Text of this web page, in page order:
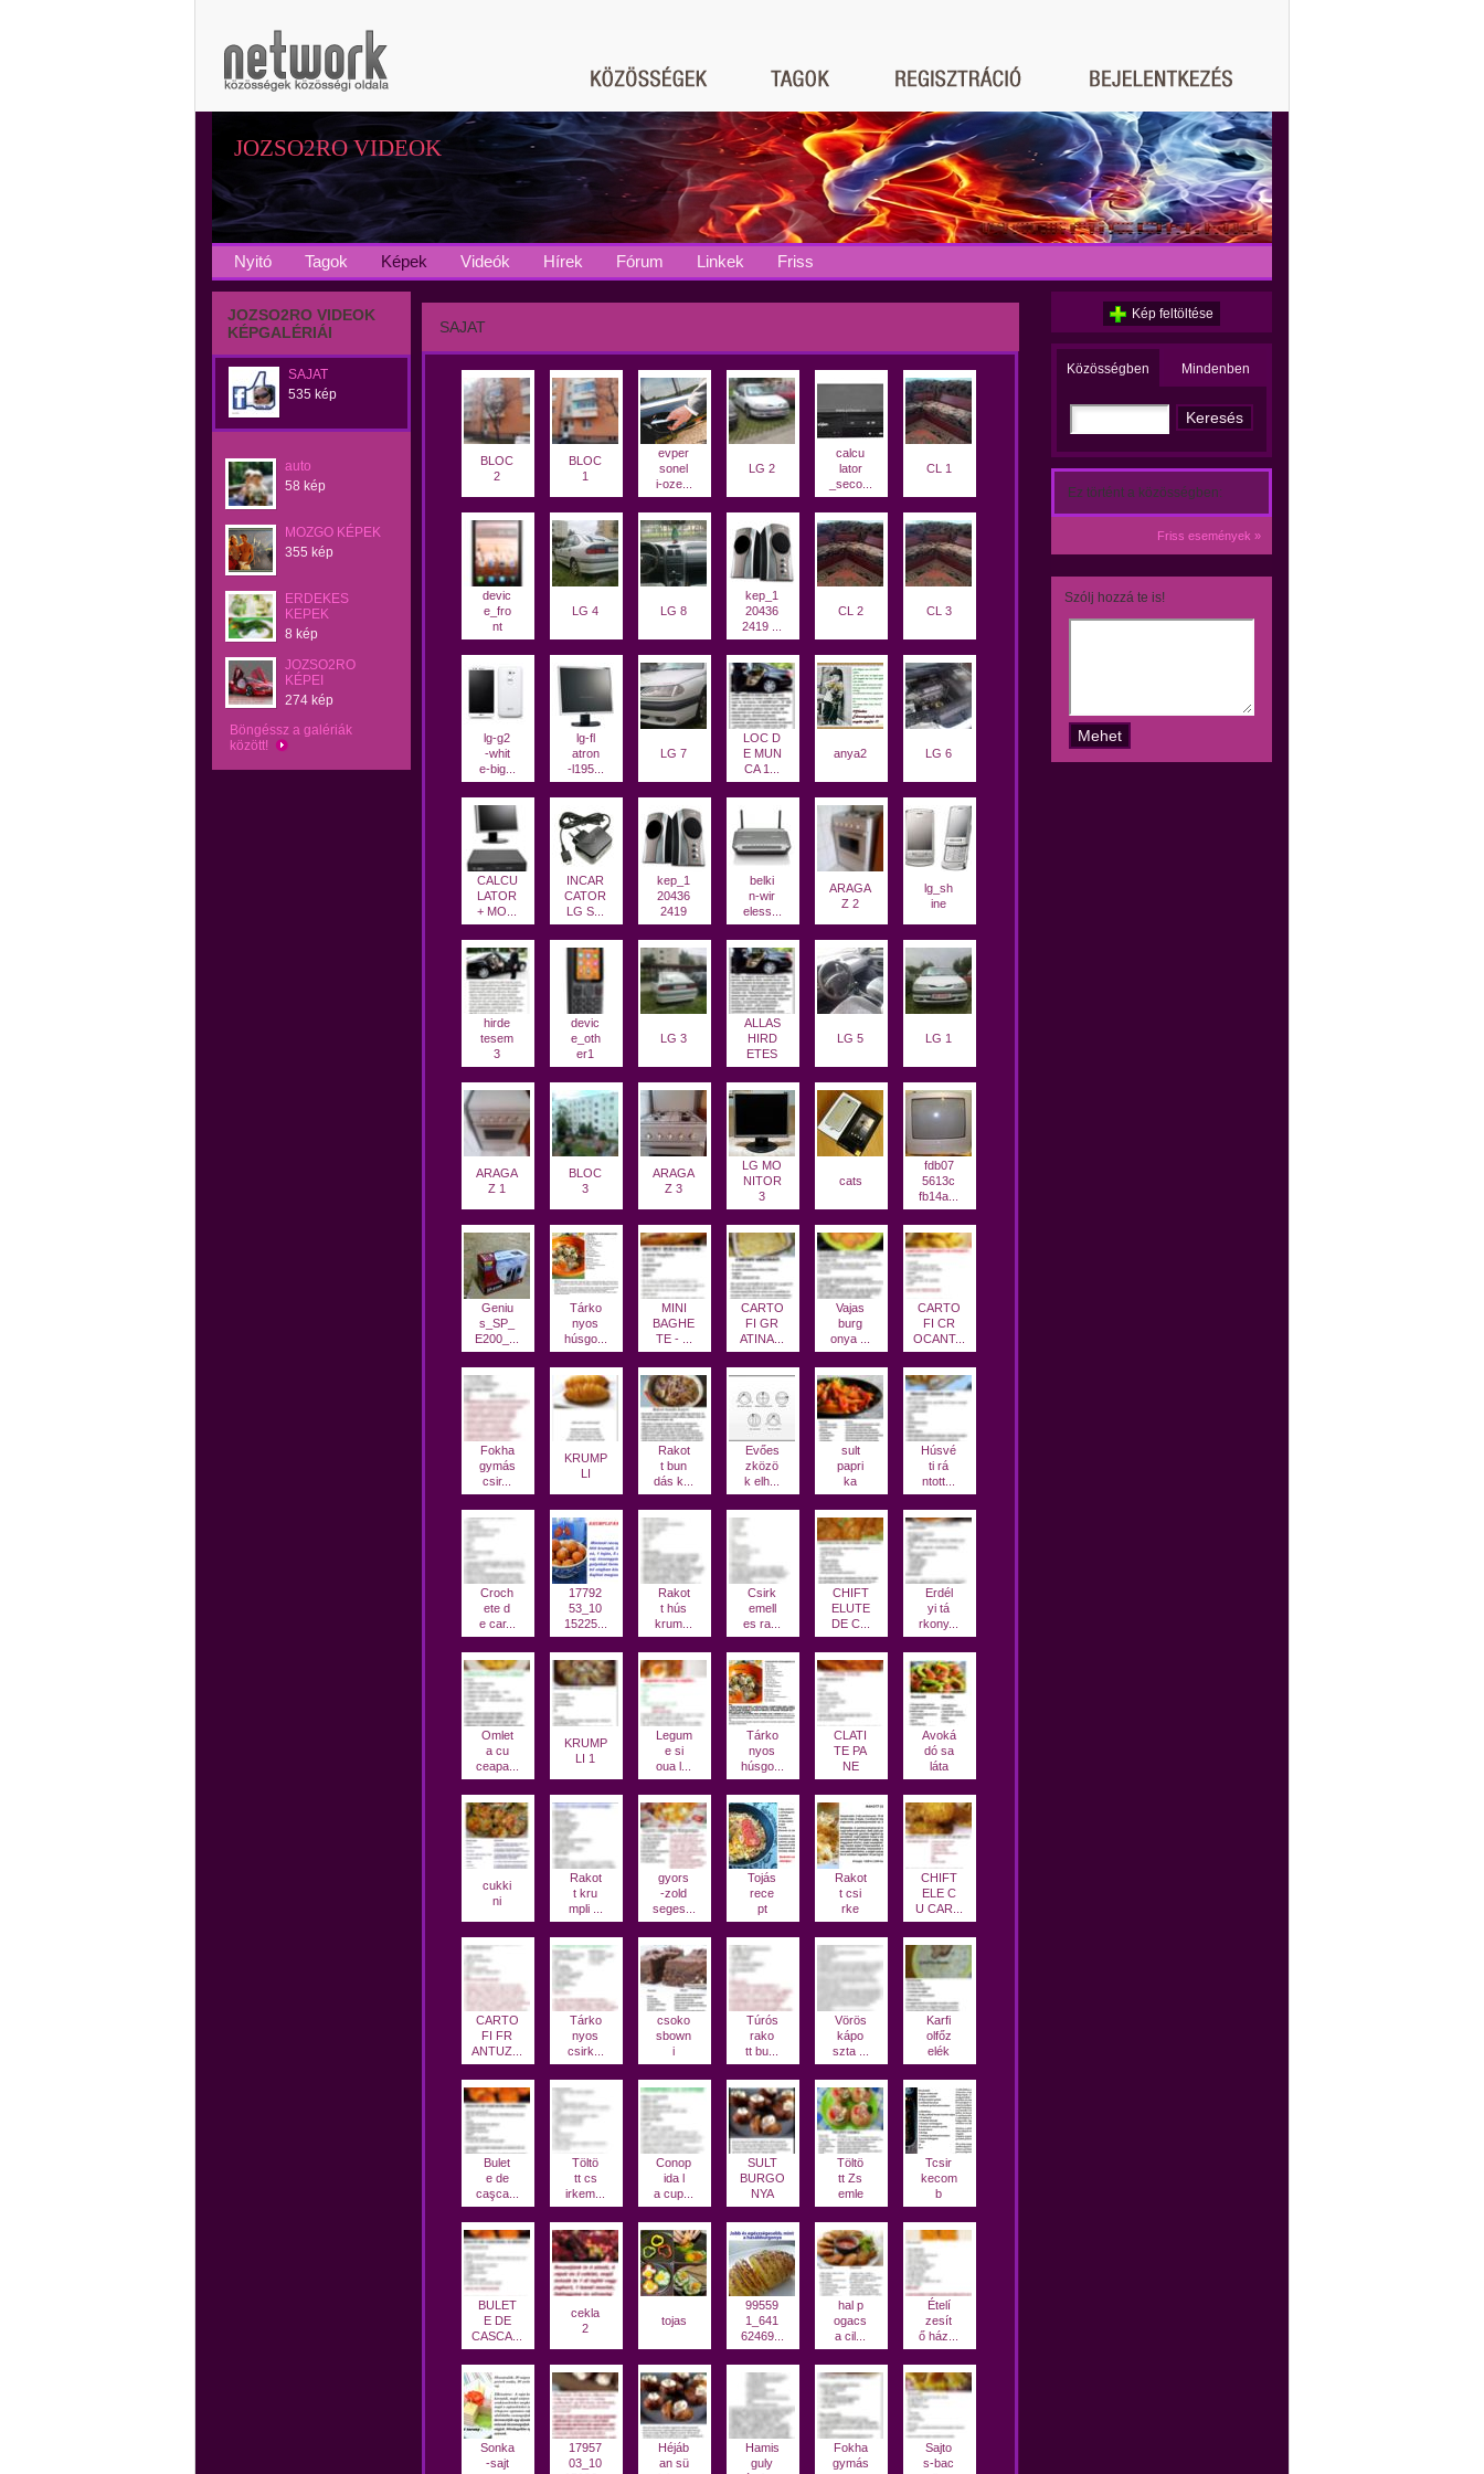
JOZSO2RO VIDEOK
Nyitó Tagok Képek Videók Hírek Fórum Linkek Friss
JOZSO2RO VIDEOK
KÉPGALÉRIÁI
SAJAT
535 kép
auto
58 kép
MOZGO KÉPEK
355 kép
ERDEKES
KEPEK
8 kép
JOZSO2RO
KÉPEI
274 kép
Böngéssz a galériák
között!
SAJAT
BLOC
2
BLOC
1
evper
sonel
i-oze...
LG 2
calcu
lator
_seco...
CL 1
devic
e_fro
nt
LG 4 LG 8
kep_1
20436
2419 ...
CL 2 CL 3
lg-g2
-whit
e-big...
lg-fl
atron
-l195...
LG 7
LOC D
E MUN
CA 1...
anya2 LG 6
CALCU
LATOR
+ MO...
INCAR
CATOR
LG S...
kep_1
20436
2419
belki
n-wir
eless...
ARAGA
Z 2
lg_sh
ine
hirde
tesem
3
devic
e_oth
er1
LG 3
ALLAS
HIRD
ETES
LG 5 LG 1
ARAGA
Z 1
BLOC
3
ARAGA
Z 3
LG MO
NITOR
3
cats
fdb07
5613c
fb14a...
Geniu
s_SP_
E200_...
Tárko
nyos
húsgo...
MINI
BAGHE
TE - ...
CARTO
FI GR
ATINA...
Vajas
burg
onya ...
CARTO
FI CR
OCANT...
Fokha
gymás
csir...
KRUMP
LI
Rakot
t bun
dás k...
Evőes
zközö
k elh...
sult
papri
ka
Húsvé
ti rá
ntott...
Croch
ete d
e car...
17792
53_10
15225...
Rakot
t hús
krum...
Csirk
emell
es ra...
CHIFT
ELUTE
DE C...
Erdél
yi tá
rkony...
Omlet
a cu
ceapa...
KRUMP
LI 1
Legum
e si
oua l...
Tárko
nyos
húsgo...
CLATI
TE PA
NE
Avoká
dó sa
láta
cukki
ni
Rakot
t kru
mpli ...
gyors
-zold
seges...
Tojás
rece
pt
Rakot
t csi
rke
CHIFT
ELE C
U CAR...
CARTO
FI FR
ANTUZ...
Tárko
nyos
csirk...
csoko
sbown
i
Túrós
rako
tt bu...
Vörös
kápo
szta ...
Karfi
olfőz
elék
Bulet
e de
caşca...
Töltö
tt cs
irkem...
Conop
ida l
a cup...
SULT
BURGO
NYA
Töltö
tt Zs
emle
Tcsir
kecom
b
BULET
E DE
CASCA...
cekla
2
tojas
99559
1_641
62469...
hal p
ogacs
a cil...
Ételí
zesít
ő ház...
Sonka
-sajt
17957
03_10
Héjáb
an sü
Hamis
guly
Fokha
gymás
Sajto
s-bac
Kép feltöltése
Közösségben Mindenben
Ez történt a közösségben:
Friss események »
Szólj hozzá te is!